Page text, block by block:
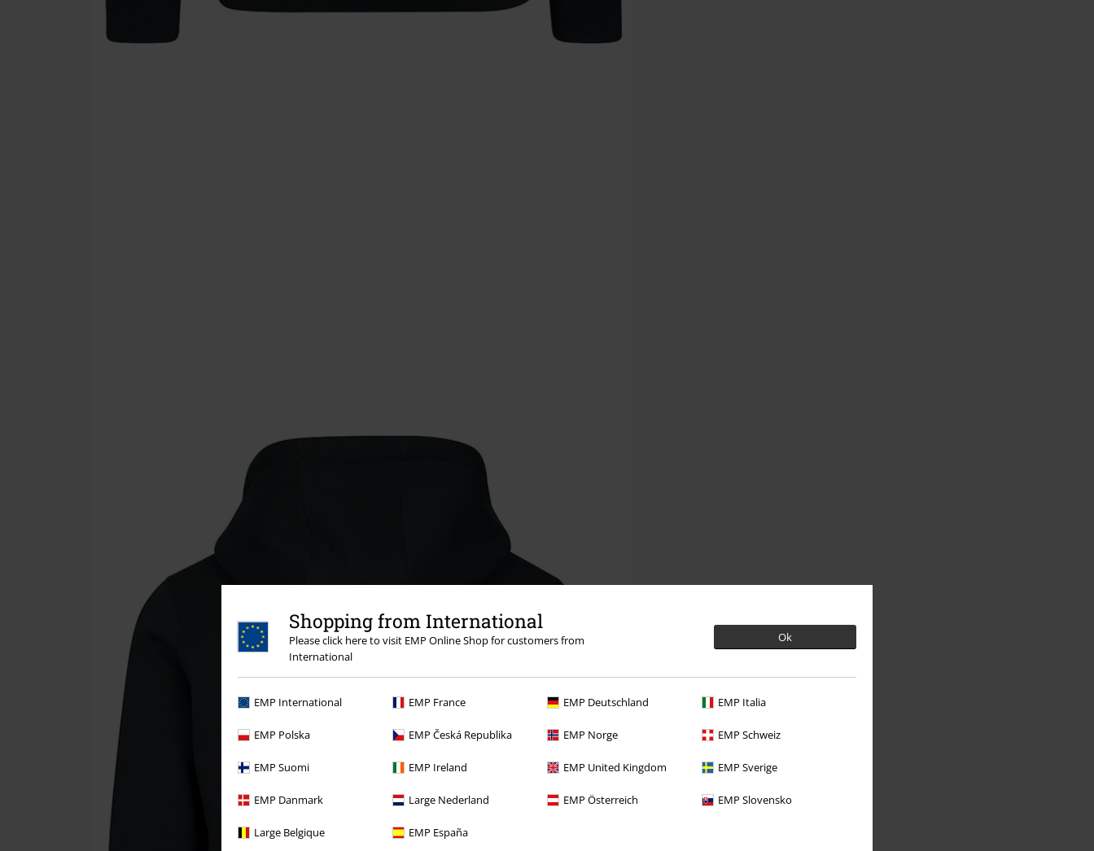
Shopping from International
Please click here to visit EMP Online Shop for customers from
International
Ok
EMP International EMP France EMP Deutschland EMP Italia
EMP Polska EMP Česká Republika EMP Norge EMP Schweiz
EMP Suomi EMP Ireland EMP United Kingdom EMP Sverige
EMP Danmark Large Nederland EMP Österreich EMP Slovensko
Large Belgique EMP España